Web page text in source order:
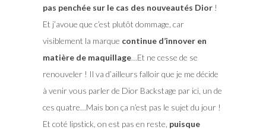
pas penchée sur le cas des nouveautés Dior!
Et j’avoue que c’est plutôt dommage, car
visiblement la marque continue d’innover en
matière de maquillage…Et ne cesse de se
renouveler ! Il va d’ailleurs falloir que je me décide
à venir vous parler de Dior Backstage par ici, un de
ces quatre…Mais bon ça n’est pas le sujet du jour !
Et coté lipstick, on est pas en reste, puisque